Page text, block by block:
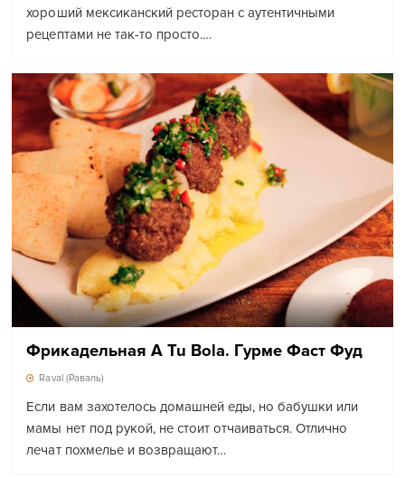
хороший мексиканский ресторан с аутентичными
рецептами не так-то просто.…
Фрикадельная A Tu Bola. Гурме Фаст Фуд
Raval (Раваль)
Если вам захотелось домашней еды, но бабушки или
мамы нет под рукой, не стоит отчаиваться. Отлично
лечат похмелье и возвращают…